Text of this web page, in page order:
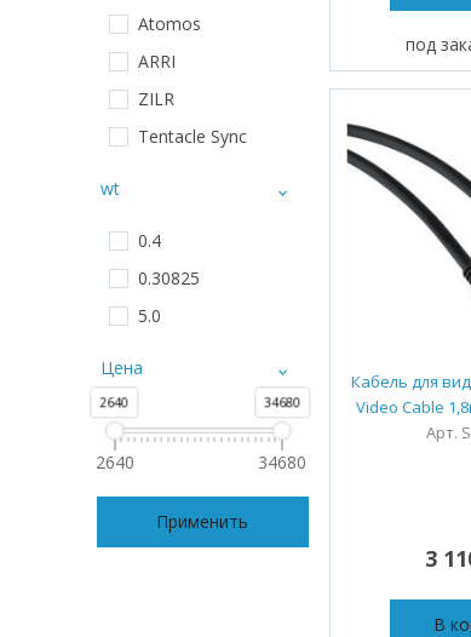
под
Кабель для
Video Cable
Арт.
3
В
Atomos
ARRI
ZILR
Tentacle Sync
wt
0.4
0.30825
5.0
Цена
2640 34680
2640 34680
Применить